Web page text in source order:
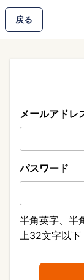
戻る
メールアドレ
パスワード
半角英字、半
上32文字以下